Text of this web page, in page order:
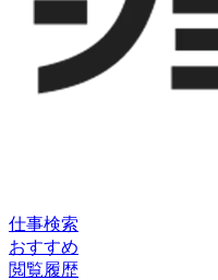
仕事検索
おすすめ
閲覧履歴